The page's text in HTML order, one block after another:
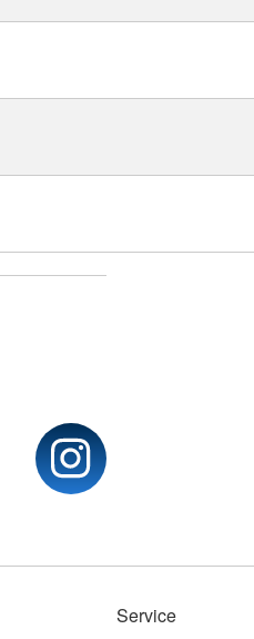
Service